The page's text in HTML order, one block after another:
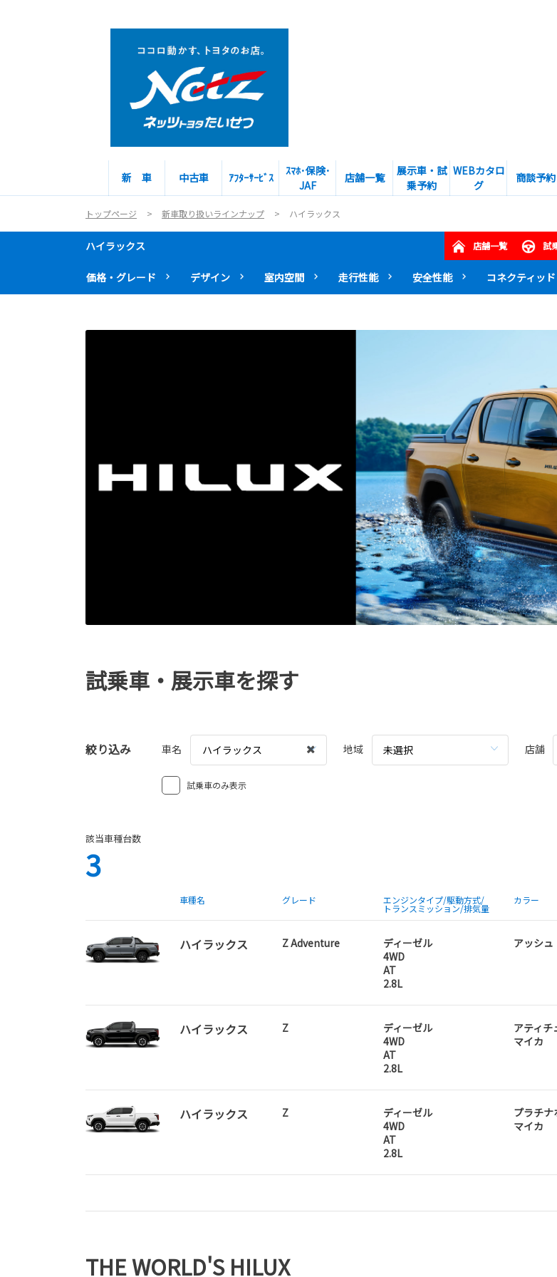
新 車 中古車 ｱﾌﾀｰｻｰﾋﾞｽ
ｽﾏﾎ･保険･
JAF
店舗一覧
展示車・試
乗予約
WEBカタロ
グ
商談予約
トップページ 新車取り扱いラインナップ ハイラックス
ハイラックス 店舗一覧 試
価格・グレード デザイン 室内空間 走行性能 安全性能 コネクティッド
試乗車・展示車を探す
絞り込み 車名 ハイラックス 地域 未選択 店舗
試乗車のみ表示
該当車種台数
3
車種名 グレード エンジンタイプ/駆動方式/
トランスミッション/排気量
カラー
ハイラックス Z Adventure
ディーゼル
4WD
AT
2.8L
アッシュ
ハイラックス Z
ディーゼル
4WD
AT
2.8L
アティチ
マイカ
ハイラックス Z
ディーゼル
4WD
AT
2.8L
プラチ
マイカ
THE WORLD'S HILUX